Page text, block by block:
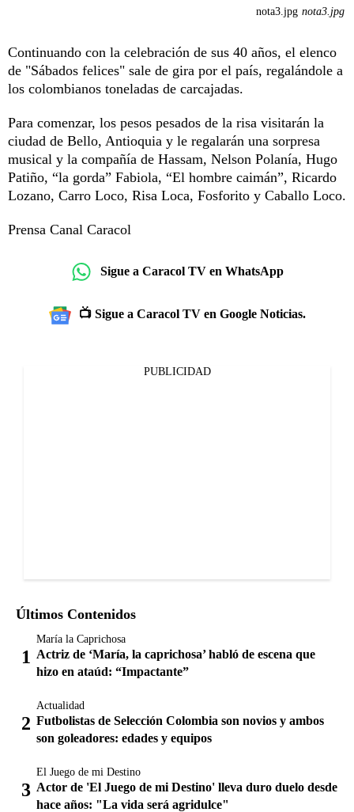
nota3.jpg nota3.jpg
Continuando con la celebración de sus 40 años, el elenco
de "Sábados felices" sale de gira por el país, regalándole a
los colombianos toneladas de carcajadas.
Para comenzar, los pesos pesados de la risa visitarán la
ciudad de Bello, Antioquia y le regalarán una sorpresa
musical y la compañía de Hassam, Nelson Polanía, Hugo
Patiño, “la gorda” Fabiola, “El hombre caimán”, Ricardo
Lozano, Carro Loco, Risa Loca, Fosforito y Caballo Loco.
Prensa Canal Caracol
Sigue a Caracol TV en WhatsApp
📺 Sigue a Caracol TV en Google Noticias.
PUBLICIDAD
Últimos Contenidos
María la Caprichosa
Actriz de ‘María, la caprichosa’ habló de escena que
hizo en ataúd: “Impactante”
Actualidad
Futbolistas de Selección Colombia son novios y ambos
son goleadores: edades y equipos
El Juego de mi Destino
Actor de 'El Juego de mi Destino' lleva duro duelo desde
hace años: "La vida será agridulce"